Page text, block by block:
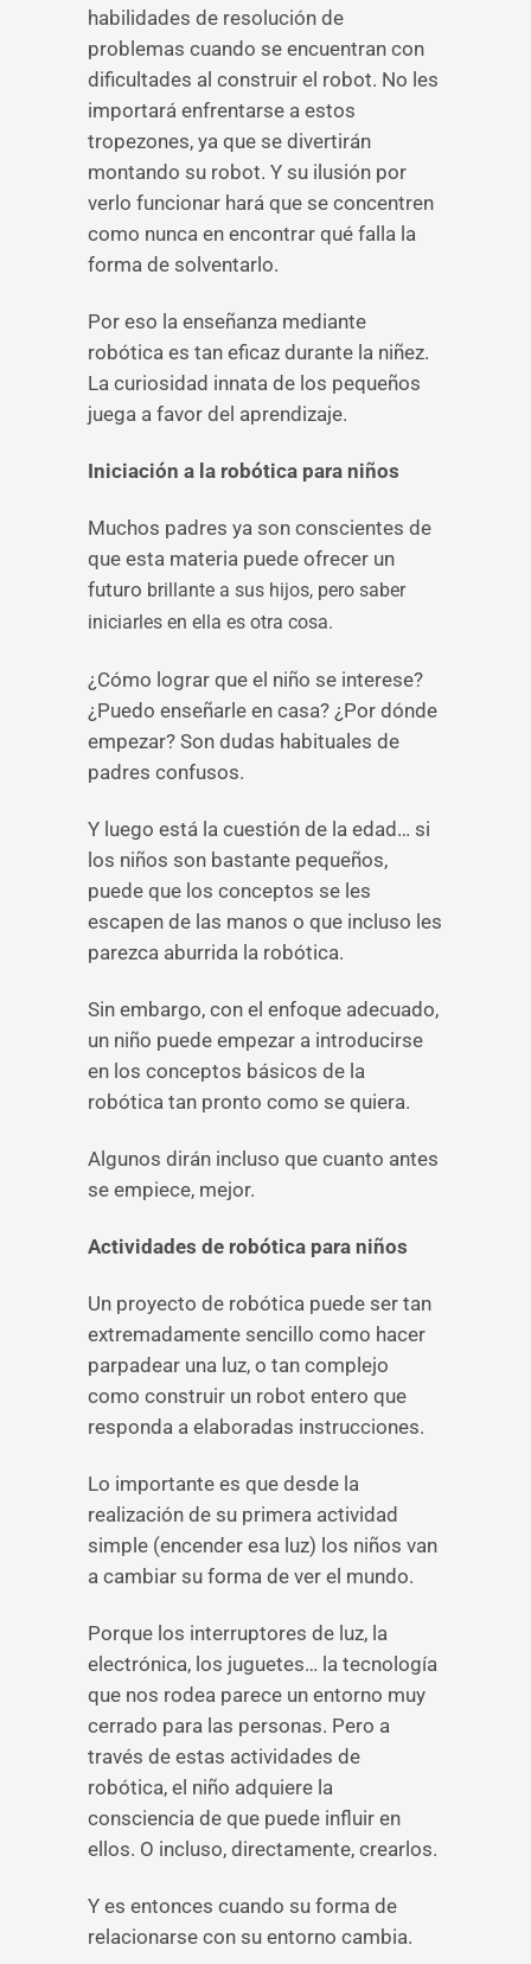
habilidades de resolución de
problemas cuando se encuentran con
dificultades al construir el robot. No les
importará enfrentarse a estos
tropezones, ya que se divertirán
montando su robot. Y su ilusión por
verlo funcionar hará que se concentren
como nunca en encontrar qué falla la
forma de solventarlo.
Por eso la enseñanza mediante
robótica es tan eficaz durante la niñez.
La curiosidad innata de los pequeños
juega a favor del aprendizaje.
Iniciación a la robótica para niños
Muchos padres ya son conscientes de
que esta materia puede ofrecer un
futuro brillante a sus hijos, pero saber
iniciarles en ella es otra cosa.
¿Cómo lograr que el niño se interese?
¿Puedo enseñarle en casa? ¿Por dónde
empezar? Son dudas habituales de
padres confusos.
Y luego está la cuestión de la edad… si
los niños son bastante pequeños,
puede que los conceptos se les
escapen de las manos o que incluso les
parezca aburrida la robótica.
Sin embargo, con el enfoque adecuado,
un niño puede empezar a introducirse
en los conceptos básicos de la
robótica tan pronto como se quiera.
Algunos dirán incluso que cuanto antes
se empiece, mejor.
Actividades de robótica para niños
Un proyecto de robótica puede ser tan
extremadamente sencillo como hacer
parpadear una luz, o tan complejo
como construir un robot entero que
responda a elaboradas instrucciones.
Lo importante es que desde la
realización de su primera actividad
simple (encender esa luz) los niños van
a cambiar su forma de ver el mundo.
Porque los interruptores de luz, la
electrónica, los juguetes… la tecnología
que nos rodea parece un entorno muy
cerrado para las personas. Pero a
través de estas actividades de
robótica, el niño adquiere la
consciencia de que puede influir en
ellos. O incluso, directamente, crearlos.
Y es entonces cuando su forma de
relacionarse con su entorno cambia.